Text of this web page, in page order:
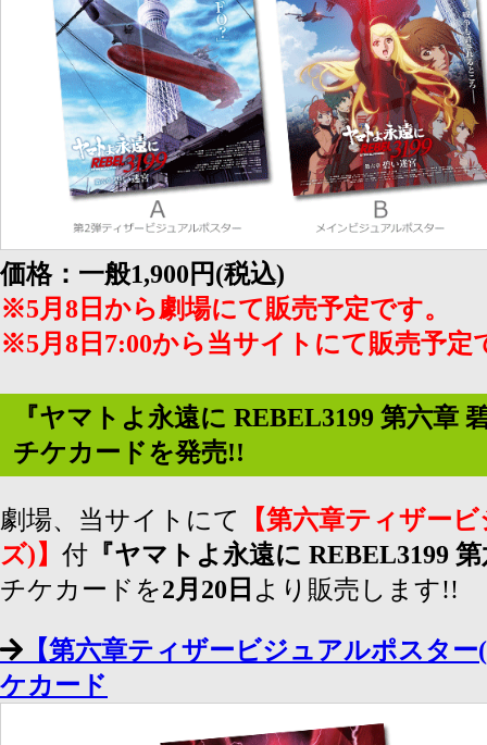
価格：一般1,900円(税込)
※5月8日から劇場にて販売予定です。
※5月8日7:00から当サイトにて販売予定
『ヤマトよ永遠に REBEL3199 第六章
チケカードを発売!!
劇場、当サイトにて
【第六章ティザー
ズ)】 付 『ヤマトよ永遠に REBEL3199
チケカードを2月20日 より販売します!!
【第六章ティザービジュアルポスタ
ケカード